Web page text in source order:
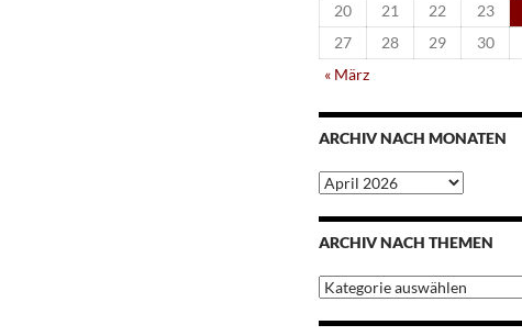
20
21 22 23
27
28 29
30
« März
ARCHIV NACH MONATEN
Archiv
nach
Monaten
ARCHIV NACH THEMEN
Archiv
nach
Themen